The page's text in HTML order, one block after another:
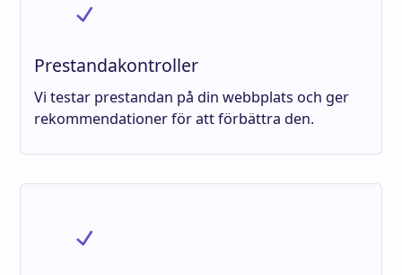
Prestandakontroller
Vi testar prestandan på din webbplats och ger
rekommendationer för att förbättra den.